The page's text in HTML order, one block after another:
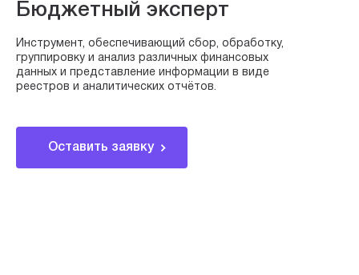
Бюджетный эксперт
Инструмент, обеспечивающий сбор, обработку,
группировку и анализ различных финансовых
данных и представление информации в виде
реестров и аналитических отчётов.
Оставить заявку